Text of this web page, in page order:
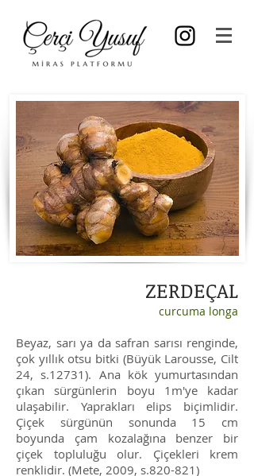
ZERDEÇAL
curcuma longa
Beyaz, sarı ya da safran sarısı renginde,
çok yıllık otsu bitki (Büyük Larousse, Cilt
24, s.12731). Ana kök yumurtasından
çıkan sürgünlerin boyu 1m'ye kadar
ulaşabilir. Yaprakları elips biçimlidir.
Çiçek sürgünün sonunda 15 cm
boyunda çam kozalağına benzer bir
çiçek topluluğu olur. Çiçekleri krem
renklidir. (Mete, 2009, s.820-821)